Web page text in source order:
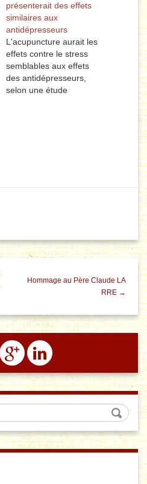
présenterait des effets
similaires aux
antidépresseurs
L'acupuncture aurait les
effets contre le stress
semblables aux effets
des antidépresseurs,
selon une étude
Ladan Eshkevari,
Hommage au Père Claude LA
RRE →